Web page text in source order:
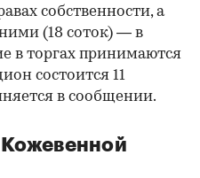
собственности, а
(18 соток) — в
в торгах принимаются
состоится 11
в сообщении.
Кожевенной